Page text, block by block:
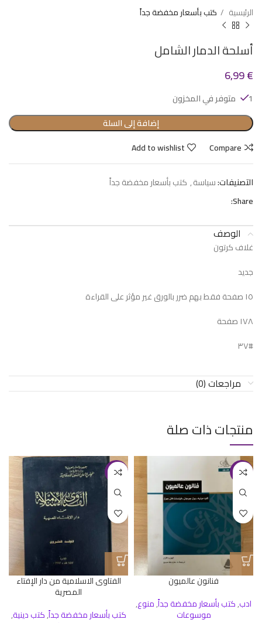
الرئيسية كتب بأسعار مخفضة جداً
أسلحة الدمار الشامل
6,99€
1 متوفر في المخزون
إضافة إلى السلة
Compare
Add to wishlist
التصنيفات:سياسة, كتب بأسعار مخفضة جداً
Share:
الوصف
غلاف كرتون
جديد
١٥ صفحة فقط بهم ضرر بالورق غير مؤثر على القراءة
١٧٨ صفحة
#٣٧
مراجعات (0)
منتجات ذات صلة
-18%
فنانون عالميون
ادب,كتب بأسعار مخفضة جداً,منوع,
موسوعات
-20%
الفتاوى الاسلامية من دار الإفتاء
المصرية
كتب بأسعار مخفضة جداً,كتب دينية,